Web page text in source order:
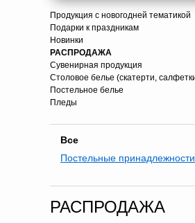
Продукция с новогодней тематикой
Подарки к праздникам
Новинки
РАСПРОДАЖА
Сувенирная продукция
Столовое белье (скатерти,
Постельное белье
Пледы
Все
Постельные принадлежности
РАСПРОДАЖА